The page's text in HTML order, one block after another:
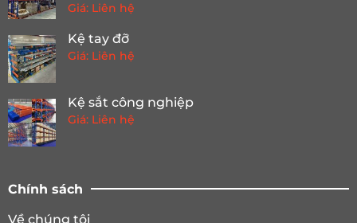
Giá: Liên hệ
Kệ tay đỡ
Giá: Liên hệ
Kệ sắt công nghiệp
Giá: Liên hệ
Chính sách
Về chúng tôi